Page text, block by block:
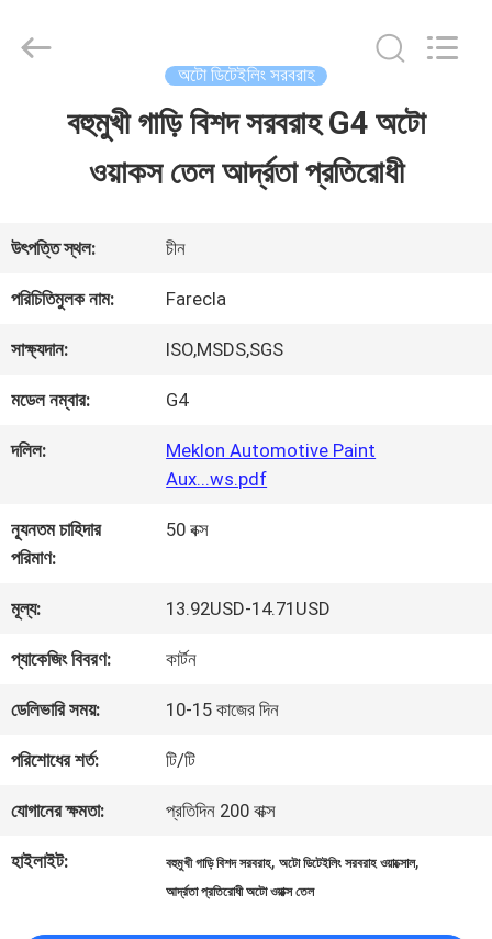
ভিডিও
আমাদের
সম্পর্কে
ভ্রমণ
মান
নিয়ন্ত্রণ
আমাদের
সাথে
যোগাযোগ
Chemical
অটো ডিটেইলিং সরবরাহ
বহুমুখী গাড়ি বিশদ সরবরাহ G4 অটো
ওয়াকস তেল আর্দ্রতা প্রতিরোধী
উৎপত্তি স্থল: চীন
পরিচিতিমুলক নাম: Farecla
সাক্ষ্যদান: ISO,MSDS,SGS
মডেল নম্বার: G4
দলিল:
Meklon Automotive Paint
Aux...ws.pdf
ন্যূনতম চাহিদার
পরিমাণ:
50 বক্স
মূল্য: 13.92USD-14.71USD
প্যাকেজিং বিবরণ: কার্টন
ডেলিভারি সময়: 10-15 কাজের দিন
পরিশোধের শর্ত: টি/টি
যোগানের ক্ষমতা: প্রতিদিন 200 বাক্স
হাইলাইট: বহুমুখী গাড়ি বিশদ সরবরাহ,অটো ডিটেইলিং সরবরাহ ওয়াক্সোল,
আর্দ্রতা প্রতিরোধী অটো ওয়াক্স তেল